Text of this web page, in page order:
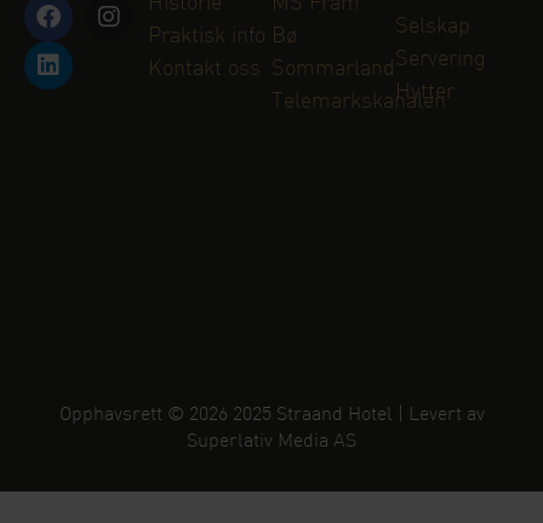
Praktisk info
Kontakt oss
Bø
Sommarland
Telemarkskanalen
Selskap
Servering
Hytter
Opphavsrett © 2026 2025 Straand Hotel | Levert av
Superlativ Media AS